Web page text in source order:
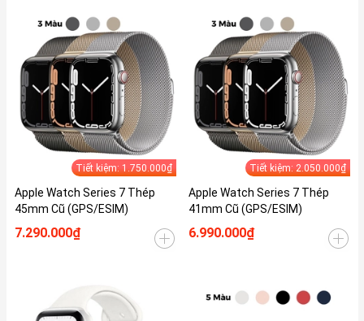
Tiết kiệm: 1.750.000₫
Apple Watch Series 7 Thép
45mm Cũ (GPS/ESIM)
7.290.000₫
Tiết kiệm: 2.050.000₫
Apple Watch Series 7 Thép
41mm Cũ (GPS/ESIM)
6.990.000₫